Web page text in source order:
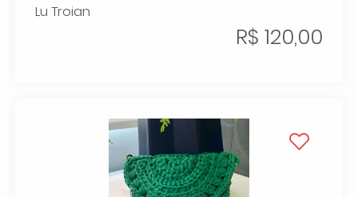
Lu Troian
R$ 120,00